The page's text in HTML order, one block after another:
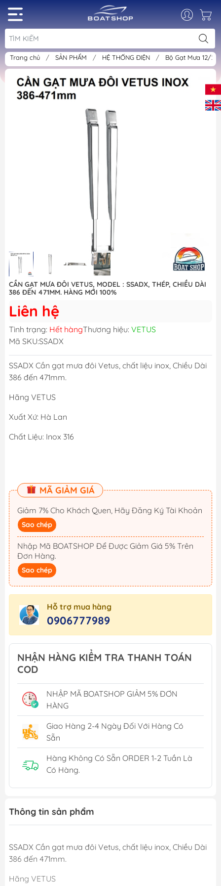
Trang chủ / SẢN PHẨM / HỆ THỐNG ĐIỆN / Bộ Gạt Mưa 12/
CẦN GẠT MƯA ĐÔI VETUS, MODEL : SSADX, THÉP, CHIỀU DÀI
386 ĐẾN 471MM. HÀNG MỚI 100%
Liên hệ
Tình trạng: Hết hàngThương hiệu: VETUS
Mã SKU:SSADX
SSADX Cần gạt mưa đôi Vetus, chất liệu inox, Chiều Dài
386 đến 471mm.
Hãng VETUS
Xuất Xứ: Hà Lan
Chất Liệu: Inox 316
MÃ GIẢM GIÁ
Giảm 7% Cho Khách Quen, Hãy Đăng Ký Tài Khoản
Sao chép
Nhập Mã BOATSHOP Để Được Giảm Giá 5% Trên
Đơn Hàng.
Sao chép
Hỗ trợ mua hàng
0906777989
NHẬN HÀNG KIỂM TRA THANH TOÁN
COD
NHẬP MÃ BOATSHOP GIẢM 5% ĐƠN
HÀNG
Giao Hàng 2-4 Ngày Đối Với Hàng Có
Sẵn
Hàng Không Có Sẵn ORDER 1-2 Tuần Là
Có Hàng.
Thông tin sản phẩm
SSADX Cần gạt mưa đôi Vetus, chất liệu inox, Chiều Dài
386 đến 471mm.
Hãng VETUS